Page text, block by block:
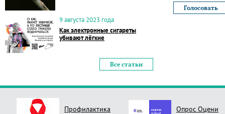
9 августа 2023 года
Как электронные сигареты
убивают лёгкие
Все статьи
Профилактика
Опрос Оцени